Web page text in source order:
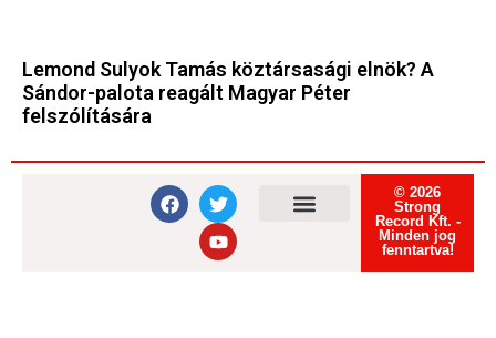
Lemond Sulyok Tamás köztársasági elnök? A
Sándor-palota reagált Magyar Péter
felszólítására
© 2026
Strong
Record Kft. -
Minden jog
fenntartva!